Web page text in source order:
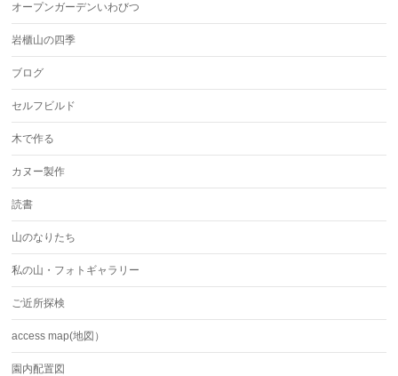
オープンガーデンいわびつ
岩櫃山の四季
ブログ
セルフビルド
木で作る
カヌー製作
読書
山のなりたち
私の山・フォトギャラリー
ご近所探検
access map(地図）
園内配置図